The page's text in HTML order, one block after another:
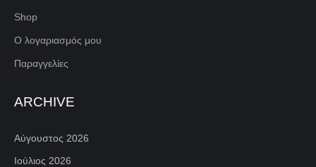
Shop
Ο λογαριασμός μου
Παραγγελίες
ARCHIVE
Αύγουστος 2026
Ιούλιος 2026